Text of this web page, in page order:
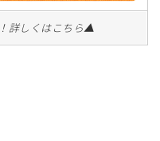
詳しくはこちら▲